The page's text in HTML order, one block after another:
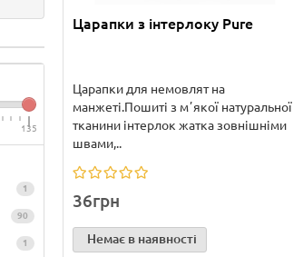
135
1
90
1
Царапки з інтерлоку Pure
Царапки для немовлят на
манжеті.Пошиті з мʼякої натуральної
тканини інтерлок жатка зовнішніми
швами,..
36грн
Немає в наявності